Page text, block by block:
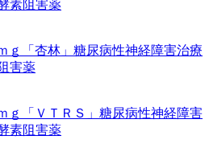
素阻害薬
ｇ「杏林」 糖尿病性神経障害治療
害薬
ｇ「ＶＴＲＳ」 糖尿病性神経障害
素阻害薬